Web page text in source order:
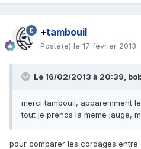
+tambouil
Posté(e) le 17 février 2013
Le 16/02/2013 à 20:39,
merci tambouil, apparemment
tout je prends la meme jauge,
pour comparer les cordages entre